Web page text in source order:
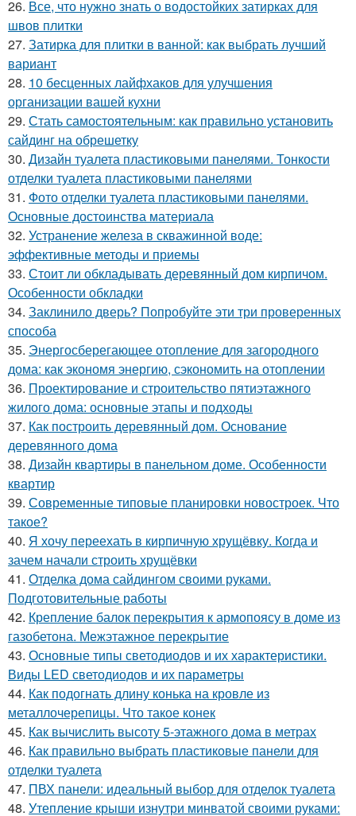
26. Все, что нужно знать о водостойких затирках для
швов плитки
27. Затирка для плитки в ванной: как выбрать лучший
вариант
28. 10 бесценных лайфхаков для улучшения
организации вашей кухни
29. Стать самостоятельным: как правильно установить
сайдинг на обрешетку
30. Дизайн туалета пластиковыми панелями. Тонкости
отделки туалета пластиковыми панелями
31. Фото отделки туалета пластиковыми панелями.
Основные достоинства материала
32. Устранение железа в скважинной воде:
эффективные методы и приемы
33. Стоит ли обкладывать деревянный дом кирпичом.
Особенности обкладки
34. Заклинило дверь? Попробуйте эти три проверенных
способа
35. Энергосберегающее отопление для загородного
дома: как экономя энергию, сэкономить на отоплении
36. Проектирование и строительство пятиэтажного
жилого дома: основные этапы и подходы
37. Как построить деревянный дом. Основание
деревянного дома
38. Дизайн квартиры в панельном доме. Особенности
квартир
39. Современные типовые планировки новостроек. Что
такое?
40. Я хочу переехать в кирпичную хрущёвку. Когда и
зачем начали строить хрущёвки
41. Отделка дома сайдингом своими руками.
Подготовительные работы
42. Крепление балок перекрытия к армопоясу в доме из
газобетона. Межэтажное перекрытие
43. Основные типы светодиодов и их характеристики.
Виды LED светодиодов и их параметры
44. Как подогнать длину конька на кровле из
металлочерепицы. Что такое конек
45. Как вычислить высоту 5-этажного дома в метрах
46. Как правильно выбрать пластиковые панели для
отделки туалета
47. ПВХ панели: идеальный выбор для отделок туалета
48. Утепление крыши изнутри минватой своими руками: